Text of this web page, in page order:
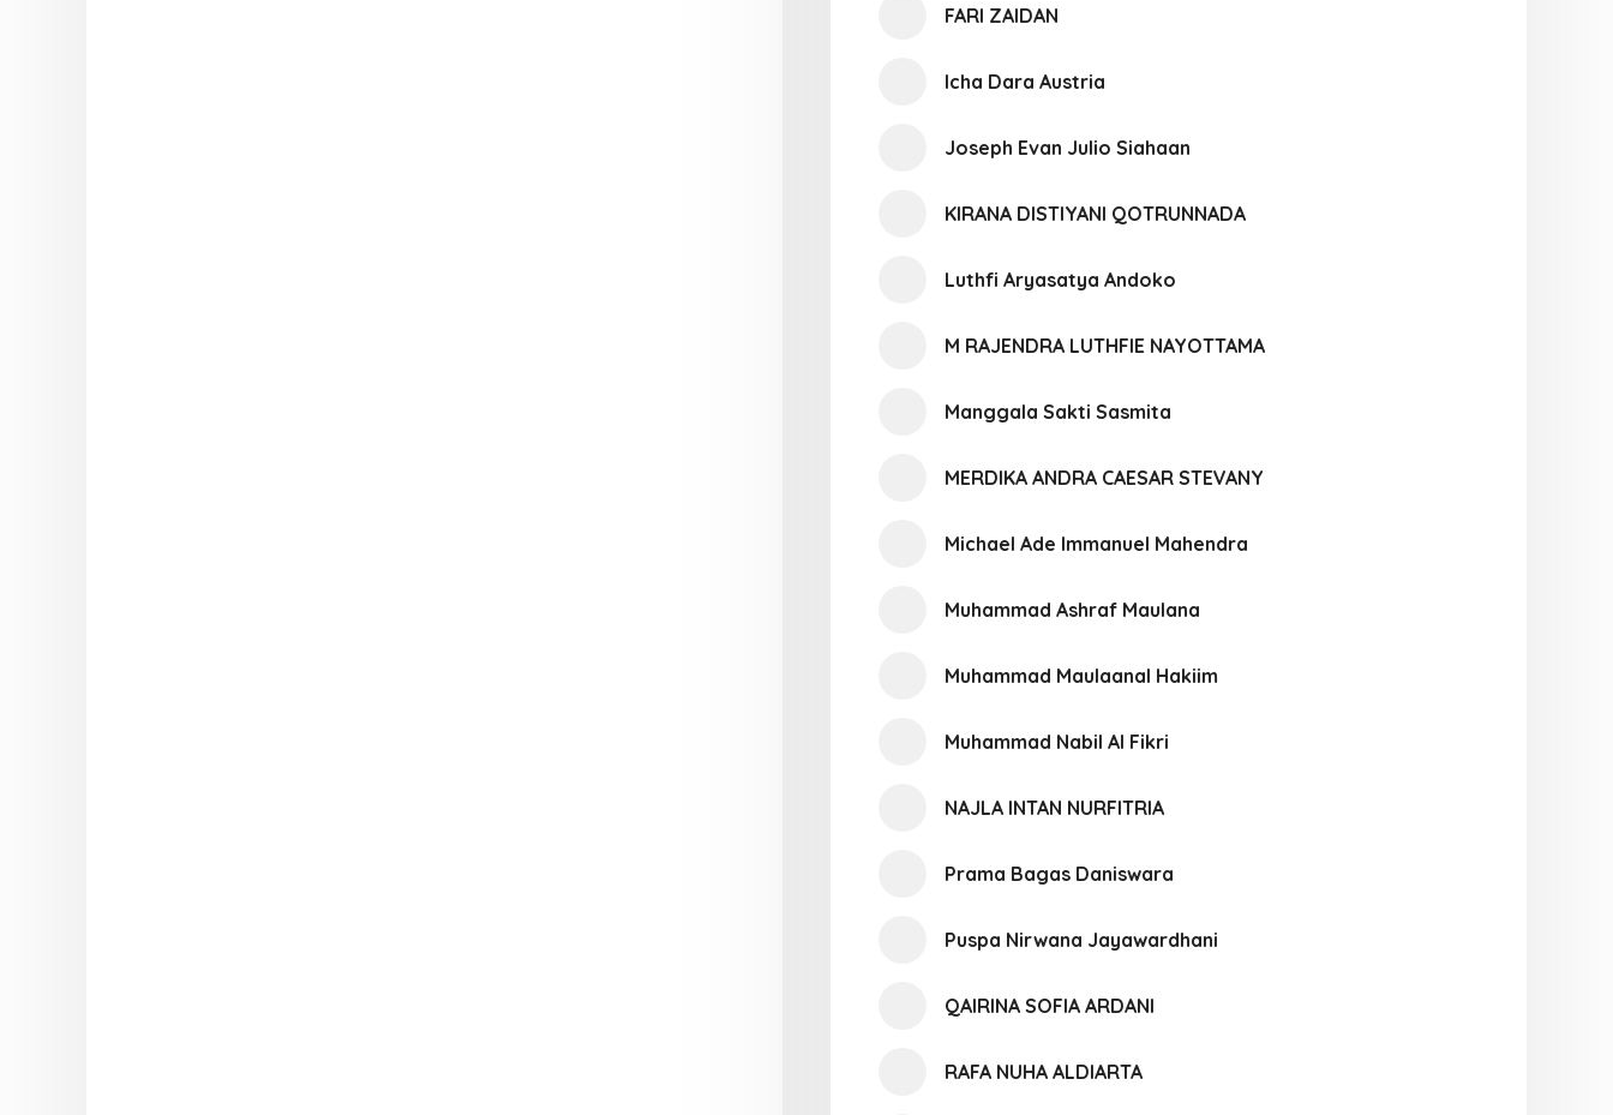
FARI ZAIDAN
Icha Dara Austria
Joseph Evan Julio Siahaan
KIRANA DISTIYANI QOTRUNNADA
Luthfi Aryasatya Andoko
M RAJENDRA LUTHFIE NAYOTTAMA
Manggala Sakti Sasmita
MERDIKA ANDRA CAESAR STEVANY
Michael Ade Immanuel Mahendra
Muhammad Ashraf Maulana
Muhammad Maulaanal Hakiim
Muhammad Nabil Al Fikri
NAJLA INTAN NURFITRIA
Prama Bagas Daniswara
Puspa Nirwana Jayawardhani
QAIRINA SOFIA ARDANI
RAFA NUHA ALDIARTA